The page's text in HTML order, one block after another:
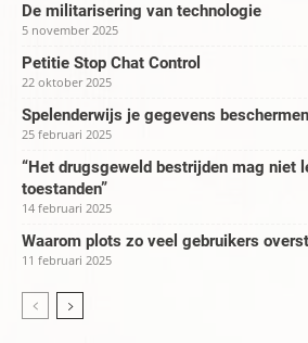
De militarisering van technologie
5 november 2025
Petitie Stop Chat Control
22 oktober 2025
Spelenderwijs je gegevens beschermen
25 februari 2025
“Het drugsgeweld bestrijden mag niet
toestanden”
14 februari 2025
Waarom plots zo veel gebruikers
11 februari 2025